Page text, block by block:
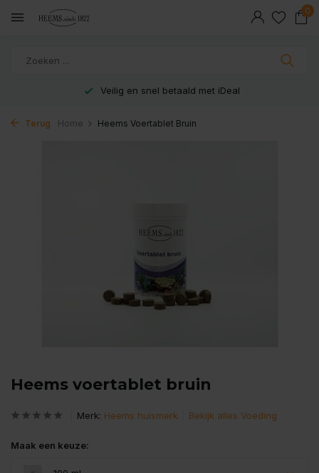
0
Veilig en snel betaald met iDeal
Terug Home Heems Voertablet Bruin
Heems voertablet bruin
Merk: Heems huismerk Bekijk alles Voeding
Maak een keuze: